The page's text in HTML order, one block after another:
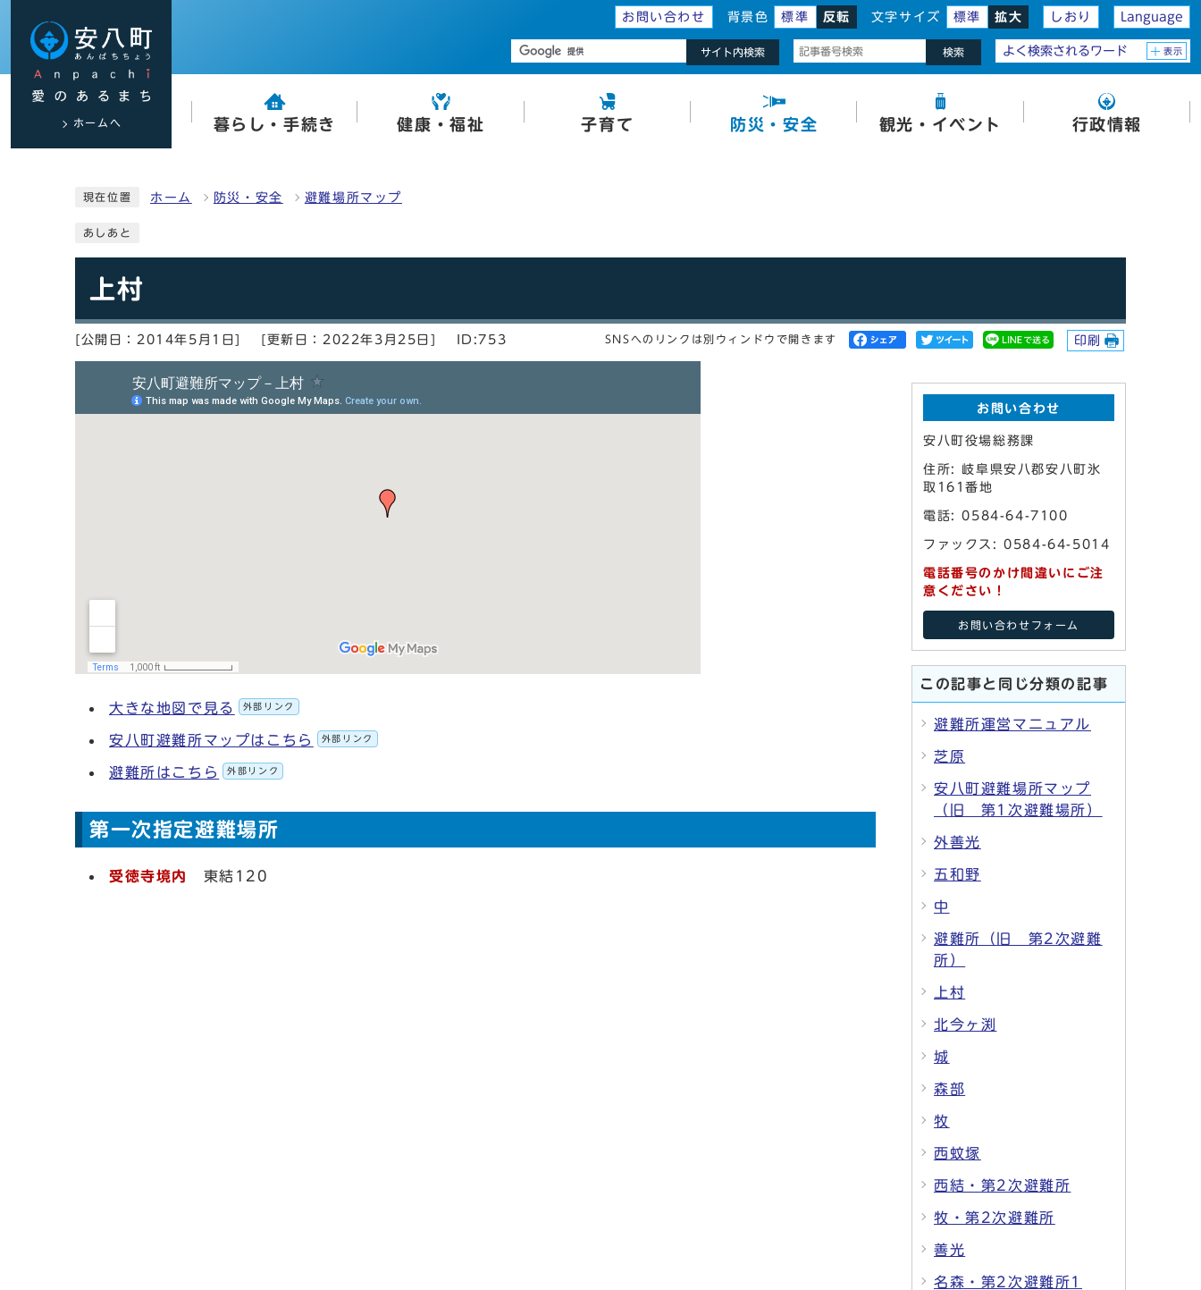
お問い合わせ 背景色 標準 反転 文字サイズ 標準 拡大 しおり Language
ホームへ
サイト内検索 検索 よく検索されるワード 表示
暮らし・手続き 健康・福祉 子育て 防災・安全 観光・イベント 行政情報
現在位置 ホーム 防災・安全 避難場所マップ
あしあと
上村
[公開日：2014年5月1日] [更新日：2022年3月25日] ID:753 SNSへのリンクは別ウィンドウで開きます 印刷
大きな地図で見る 外部リンク
安八町避難所マップはこちら 外部リンク
避難所はこちら 外部リンク
第一次指定避難場所
受徳寺境内 東結120
お問い合わせ
安八町役場総務課
住所: 岐阜県安八郡安八町氷
取161番地
電話: 0584-64-7100
ファックス: 0584-64-5014
電話番号のかけ間違いにご注
意ください！
お問い合わせフォーム
この記事と同じ分類の記事
避難所運営マニュアル
芝原
安八町避難場所マップ
（旧 第1次避難場所）
外善光
五和野
中
避難所（旧 第2次避難
所）
上村
北今ヶ渕
城
森部
牧
西蚊塚
西結・第2次避難所
牧・第2次避難所
善光
名森・第2次避難所1